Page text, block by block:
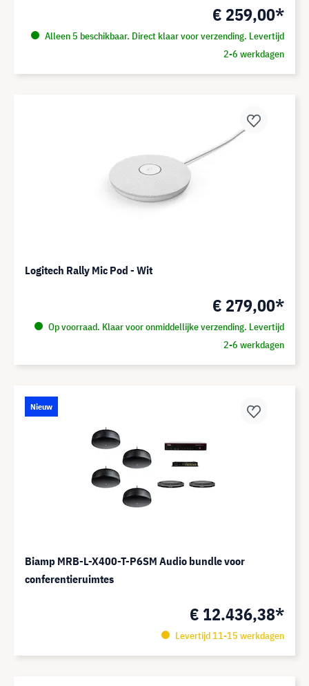
€ 259,00*
Alleen 5 beschikbaar. Direct klaar voor verzending. Levertijd
2-6 werkdagen
Logitech Rally Mic Pod - Wit
€ 279,00*
Op voorraad. Klaar voor onmiddellijke verzending. Levertijd
2-6 werkdagen
Nieuw
Biamp MRB-L-X400-T-P6SM Audio bundle voor
conferentieruimtes
€ 12.436,38*
Levertijd 11-15 werkdagen